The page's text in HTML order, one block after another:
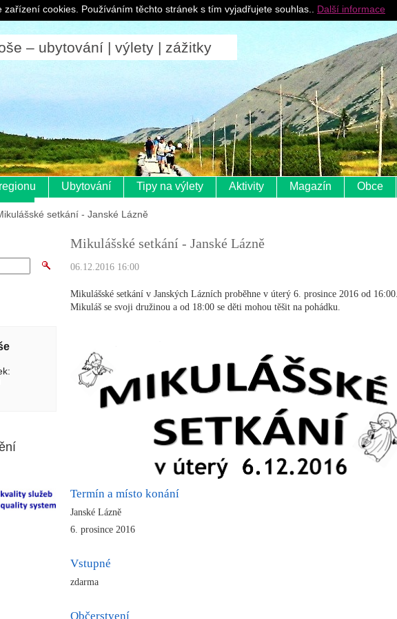
– ubytování | výlety | zážitky
Pro ubytovatele
Ubytování Tipy na výlety Aktivity Magazín Obce
setkání - Janské Lázně
Mikulášské setkání - Janské Lázně
06.12.2016 16:00
Mikulášské setkání v Janských Lázních proběhne v úterý 6. prosince 2016 od
Mikuláš se svoji družinou a od 18:00 se děti mohou těšit na pohádku.
Termín a místo konání
Janské Lázně
6. prosince 2016
Vstupné
zdarma
Občerstvení
cookies. Používáním těchto stránek s tím vyjadřujete souhlas.. Další informace